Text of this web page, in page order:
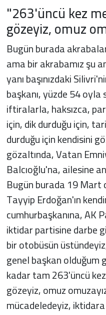
"263'üncü kez
gözeyiz, omuz
Bugün burada
ama bir akrabamız şu
yanı başınızdaki
başkanı, yüzde 54
iftiralarla, haksızca,
için, dik durduğu için,
durduğu için kendisini
gözaltında, Vatan
Balcıoğlu'na, ailesine
Bugün burada 19 Mart
Tayyip Erdoğan'ın
cumhurbaşkanına, AK
iktidar partisine darbe
bir otobüsün
genel başkan olduğum
kadar tam 263'üncü
gözeyiz, omuz
mücadeledeyiz,